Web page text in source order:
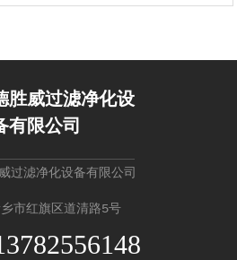
胜威过滤净化设
有限公司
过滤净化设备有限公司
市红旗区道清路5号